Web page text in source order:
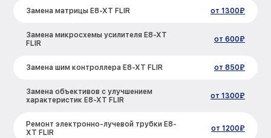
Замена матрицы E8-XT FLIR от 1300₽
Замена микросхемы усилителя E8-XT
FLIR
от 600₽
Замена шим контроллера E8-XT FLIR от 850₽
Замена объективов с улучшением
характеристик E8-XT FLIR
от 1300₽
Ремонт электронно-лучевой трубки E8-
XT FLIR
от 1200₽